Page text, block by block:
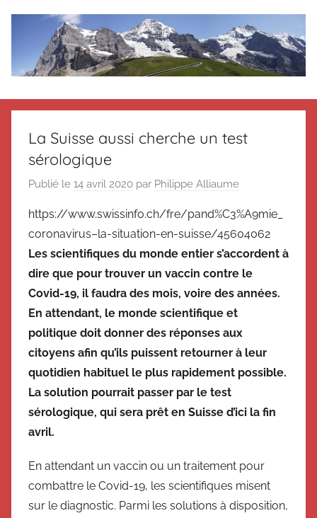
Le
blog
de
Suisse
Magazine
Suisse
Suisse
Messager
Suisse
La Suisse aussi cherche un test
sérologique
Publié le 14 avril 2020 par Philippe Alliaume
https://www.swissinfo.ch/fre/pand%C3%A9mie_
coronavirus–la-situation-en-suisse/45604062
Les scientifiques du monde entier s’accordent à
dire que pour trouver un vaccin contre le
Covid-19, il faudra des mois, voire des années.
En attendant, le monde scientifique et
politique doit donner des réponses aux
citoyens afin qu’ils puissent retourner à leur
quotidien habituel le plus rapidement possible.
La solution pourrait passer par le test
sérologique, qui sera prêt en Suisse d’ici la fin
avril.
En attendant un vaccin ou un traitement pour
combattre le Covid-19, les scientifiques misent
sur le diagnostic. Parmi les solutions à disposition,